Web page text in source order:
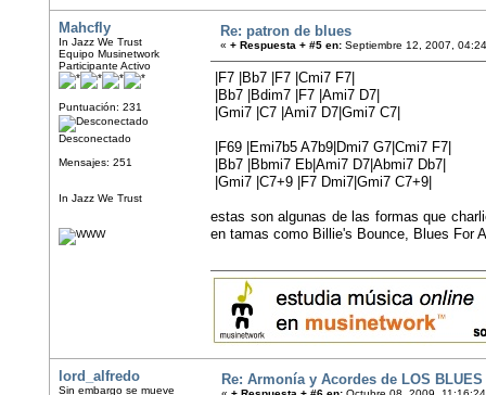
Mahcfly
In Jazz We Trust
Equipo Musinetwork
Participante Activo
Puntuación: 231
Desconectado
Mensajes: 251
In Jazz We Trust
Re: patron de blues
« + Respuesta + #5 en: Septiembre 12, 2007,
|F7 |Bb7 |F7 |Cmi7 F7|
|Bb7 |Bdim7 |F7 |Ami7 D7|
|Gmi7 |C7 |Ami7 D7|Gmi7 C7|
|F69 |Emi7b5 A7b9|Dmi7 G7|Cmi7 F7|
|Bb7 |Bbmi7 Eb|Ami7 D7|Abmi7 Db7|
|Gmi7 |C7+9 |F7 Dmi7|Gmi7 C7+9|
estas son algunas de las formas que
en tamas como Billie's Bounce, Blues For
lord_alfredo
Sin embargo se mueve
Re: Armonía y Acordes de LOS BLUES